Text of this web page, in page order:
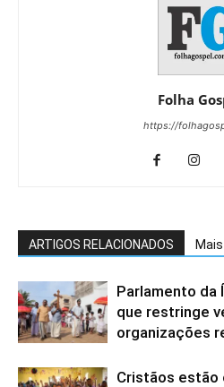
Folha
https://
ARTIGOS RELACIONADOS
Parlamento da
que restringe
organizações
Cristãos estão